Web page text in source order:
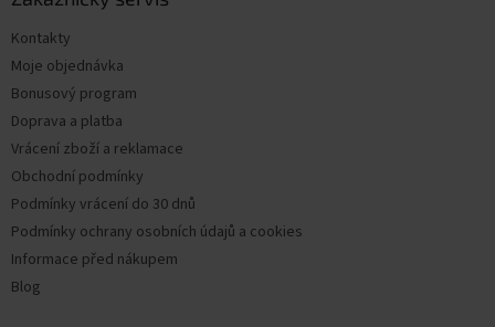
Kontakty
Moje objednávka
Bonusový program
Doprava a platba
Vrácení zboží a reklamace
Obchodní podmínky
Podmínky vrácení do 30 dnů
Podmínky ochrany osobních údajů a cookies
Informace před nákupem
Blog